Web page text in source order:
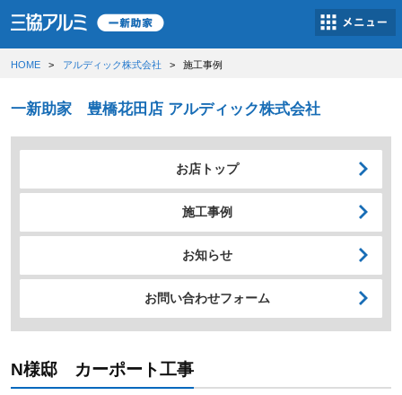
HOME アルディック株式会社 施工事例
一新助家 豊橋花田店 アルディック株式会社
お店トップ
施工事例
お知らせ
お問い合わせフォーム
N様邸 カーポート工事